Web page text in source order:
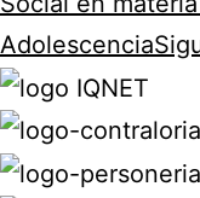
Adolescencia